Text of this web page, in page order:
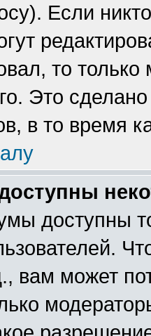
Если
то
Это
в то время
доступны
вам может